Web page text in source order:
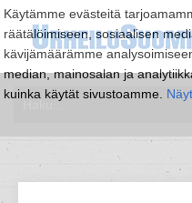
Käytämme evästeitä
räätälöimiseen, sosiaalisen
kävijämäärämme
median, mainosalan ja
kuinka käytät sivustoamme.